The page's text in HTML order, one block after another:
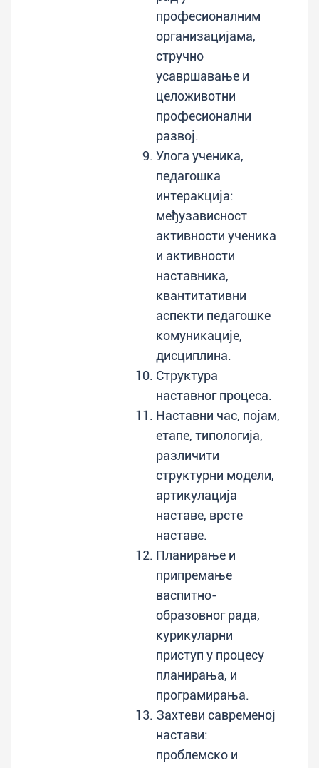
професионалним
организацијама,
стручно
усавршавање и
целоживотни
професионални
развој.
Улога ученика,
педагошка
интеракција:
међузависност
активности ученика
и активности
наставника,
квантитативни
аспекти педагошке
комуникације,
дисциплина.
Структура
наставног процеса.
Наставни час, појам,
етапе, типологија,
различити
структурни модели,
артикулација
наставе, врсте
наставе.
Планирање и
припремање
васпитно-
образовног рада,
курикуларни
приступ у процесу
планирања, и
програмирања.
Захтеви савременој
настави:
проблемско и